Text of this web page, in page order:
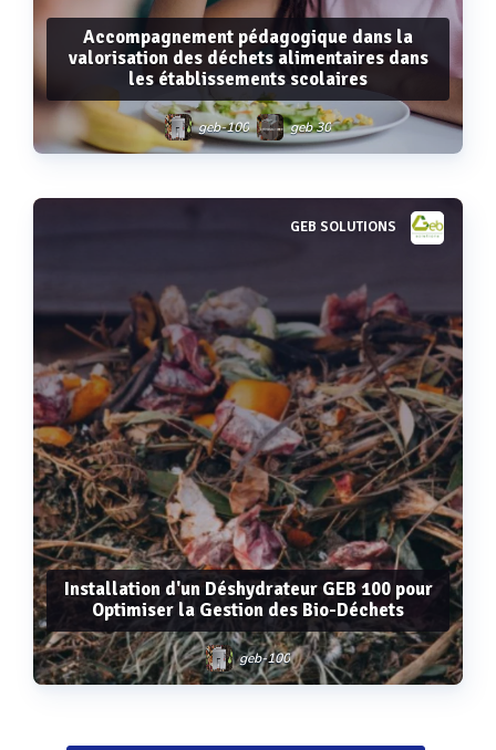
Accompagnement pédagogique dans la
valorisation des déchets alimentaires dans
les établissements scolaires
geb-100 geb 30
GEB SOLUTIONS
Installation d'un Déshydrateur GEB 100 pour
Optimiser la Gestion des Bio-Déchets
geb-100